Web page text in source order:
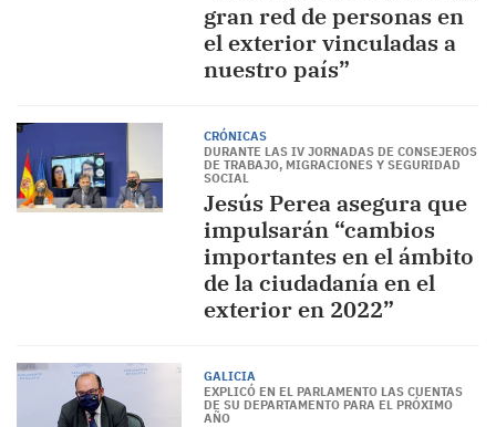
gran red de personas en
el exterior vinculadas a
nuestro país”
CRÓNICAS
DURANTE LAS IV JORNADAS DE CONSEJEROS
DE TRABAJO, MIGRACIONES Y SEGURIDAD
SOCIAL
Jesús Perea asegura que
impulsarán “cambios
importantes en el ámbito
de la ciudadanía en el
exterior en 2022”
GALICIA
EXPLICÓ EN EL PARLAMENTO LAS CUENTAS
DE SU DEPARTAMENTO PARA EL PRÓXIMO
AÑO